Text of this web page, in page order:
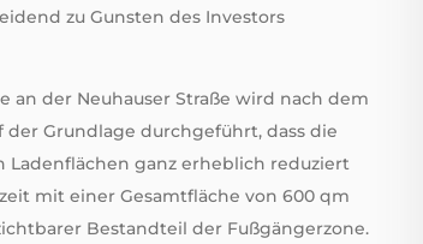
zu Gunsten des Investors
an der Neuhauser Straße wird nach dem
Grundlage durchgeführt, dass die
Ladenflächen ganz erheblich reduziert
mit einer Gesamtfläche von 600 qm
Bestandteil der Fußgängerzone.